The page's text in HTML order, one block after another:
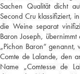
Sachen Qualität dicht
Second Cru klassifiziert,
die Weine separat
Baron Joseph,
„Pichon Baron“ genannt,
Comte de Lalande, den
Name „Comtesse de